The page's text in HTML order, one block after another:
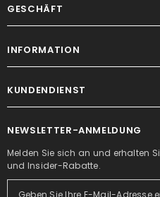
GESCHÄFT
INFORMATION
KUNDENDIENST
NEWSLETTER-ANMELDUNG
Melden Sie sich an und erhalten
und Insider-Rabatte.